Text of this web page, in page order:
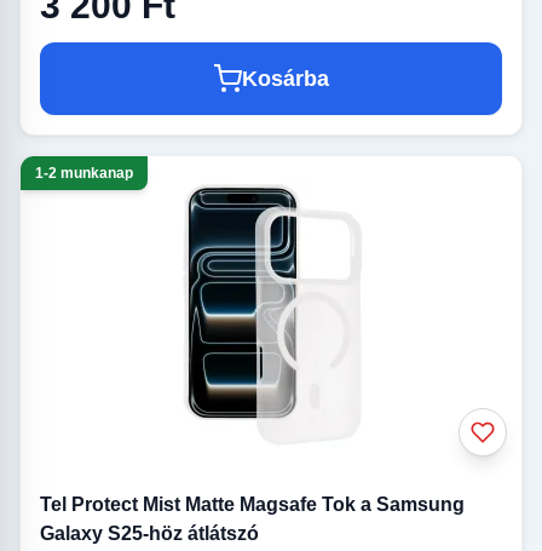
Kosárba
1-2 munkanap
Tel Protect Mist Matte Magsafe Tok a Samsung
Galaxy S25-höz átlátszó